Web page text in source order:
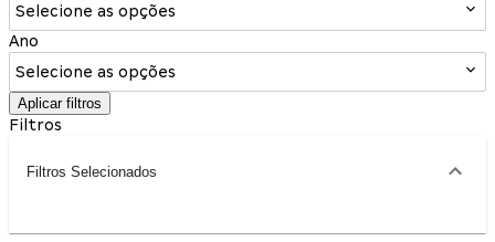
Selecione as opções
Ano
Selecione as opções
Aplicar filtros
Filtros
Filtros Selecionados